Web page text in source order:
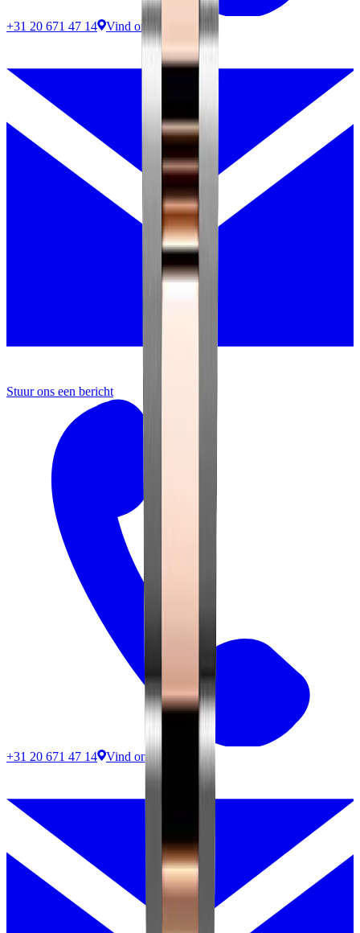
+31 20 671 47 14 Vind ons
Stuur ons een bericht
+31 20 671 47 14 Vind ons